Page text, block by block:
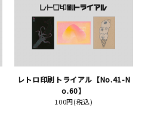
レトロ印刷トライアル【No.41-N
o.60】
100円(税込)